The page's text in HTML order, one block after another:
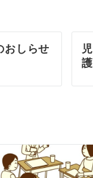
おしらせ